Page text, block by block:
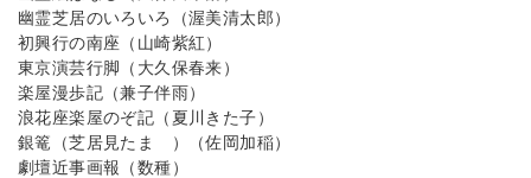
幽霊芝居のいろいろ（渥美清太郎）
初興行の南座（山崎紫紅）
東京演芸行脚（大久保春来）
楽屋漫歩記（兼子伴雨）
浪花座楽屋のぞ記（夏川きた子）
銀篭（芝居見たまゝ）（佐岡加稲）
劇壇近事画報（数種）